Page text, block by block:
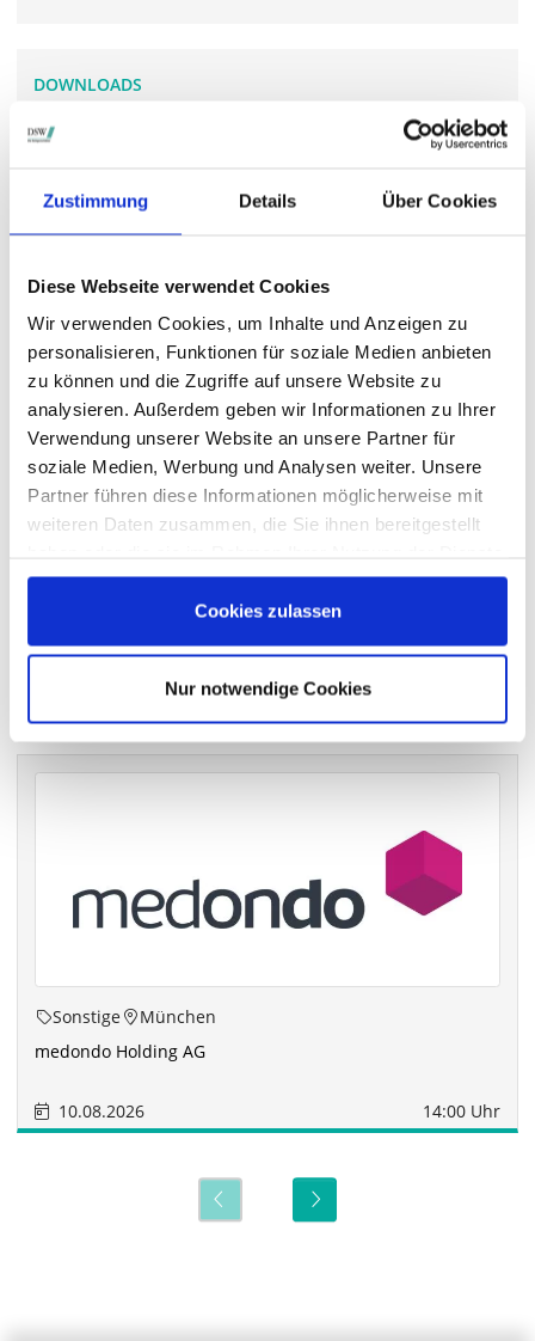
Zustimmung Details Über Cookies
Diese Webseite verwendet Cookies
Wir verwenden Cookies, um Inhalte und Anzeigen zu
personalisieren, Funktionen für soziale Medien anbieten
zu können und die Zugriffe auf unsere Website zu
analysieren. Außerdem geben wir Informationen zu Ihrer
Verwendung unserer Website an unsere Partner für
soziale Medien, Werbung und Analysen weiter. Unsere
Partner führen diese Informationen möglicherweise mit
weiteren Daten zusammen, die Sie ihnen bereitgestellt
gesammelt haben.
Cookies zulassen
Nur notwendige Cookies
DOWNLOADS
BVB_GB_2024_2025.pdf
WEITERFÜHRENDE LINKS
STIMMRECHTSVERTRETUNG DURCH DIE DSW
Die DSW vertritt Ihre Stimmrechteauf sämtlichen
wichtigen Hauptversammlungen in Deutschland.
Die nächsten Termine
Sonstige
München
medondo Holding AG
10.08.2026 14:00 Uhr